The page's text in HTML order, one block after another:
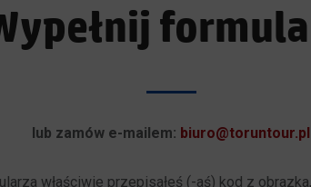
lub zamów e-mailem: biuro@toruntour.pl
właściwie przepisałeś (-aś) kod z